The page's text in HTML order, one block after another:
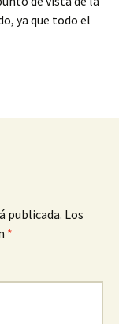
ya que todo el
publicada. Los
*